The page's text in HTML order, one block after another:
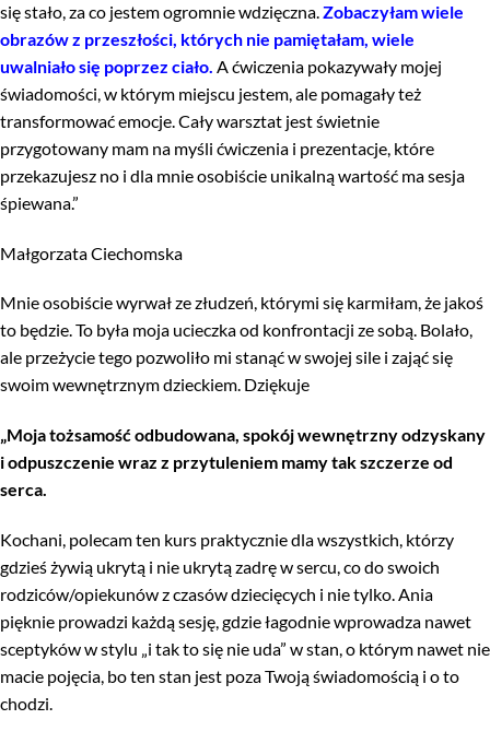
się stało, za co jestem ogromnie wdzięczna. Zobaczyłam wiele
obrazów z przeszłości, których nie pamiętałam, wiele
uwalniało się poprzez ciało. A ćwiczenia pokazywały mojej
świadomości, w którym miejscu jestem, ale pomagały też
transformować emocje. Cały warsztat jest świetnie
przygotowany mam na myśli ćwiczenia i prezentacje, które
przekazujesz no i dla mnie osobiście unikalną wartość ma sesja
śpiewana.”
Małgorzata Ciechomska
Mnie osobiście wyrwał ze złudzeń, którymi się karmiłam, że jakoś
to będzie. To była moja ucieczka od konfrontacji ze sobą. Bolało,
ale przeżycie tego pozwoliło mi stanąć w swojej sile i zająć się
swoim wewnętrznym dzieckiem. Dziękuje
„Moja tożsamość odbudowana, spokój wewnętrzny odzyskany
i odpuszczenie wraz z przytuleniem mamy tak szczerze od
serca.
Kochani, polecam ten kurs praktycznie dla wszystkich, którzy
gdzieś żywią ukrytą i nie ukrytą zadrę w sercu, co do swoich
rodziców/opiekunów z czasów dziecięcych i nie tylko. Ania
pięknie prowadzi każdą sesję, gdzie łagodnie wprowadza nawet
sceptyków w stylu „i tak to się nie uda” w stan, o którym nawet nie
macie pojęcia, bo ten stan jest poza Twoją świadomością i o to
chodzi.